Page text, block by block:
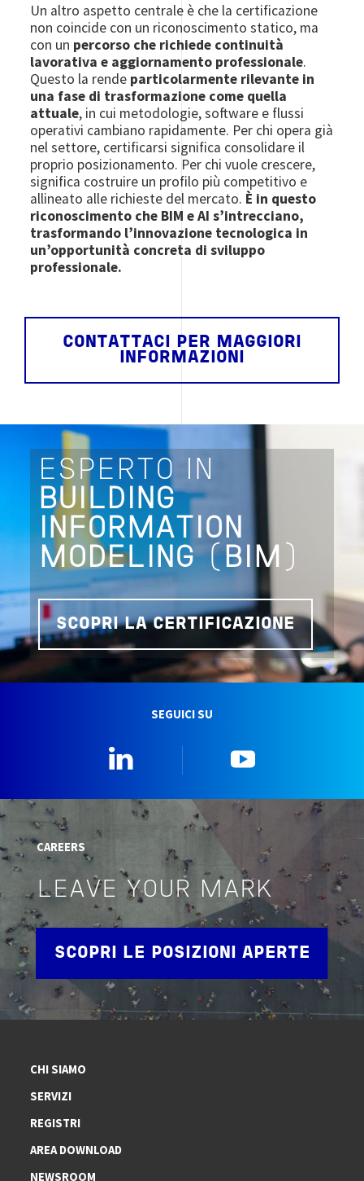
Un altro aspetto centrale è che la certificazione
non coincide con un riconoscimento statico, ma
con un percorso che richiede continuità
lavorativa e aggiornamento professionale.
Questo la rende particolarmente rilevante in
una fase di trasformazione come quella
attuale, in cui metodologie, software e flussi
operativi cambiano rapidamente. Per chi opera già
nel settore, certificarsi significa consolidare il
proprio posizionamento. Per chi vuole crescere,
significa costruire un profilo più competitivo e
allineato alle richieste del mercato. È in questo
riconoscimento che BIM e AI s’intrecciano,
trasformando l’innovazione tecnologica in
un’opportunità concreta di sviluppo
professionale.
CONTATTACI PER MAGGIORI
INFORMAZIONI
ESPERTO IN
BUILDING
INFORMATION
MODELING(BIM )
SCOPRI LA CERTIFICAZIONE
SEGUICI SU
CAREERS
LEAVE YOUR MARK
SCOPRI LE POSIZIONI APERTE
CHI SIAMO
SERVIZI
REGISTRI
AREA DOWNLOAD
NEWSROOM